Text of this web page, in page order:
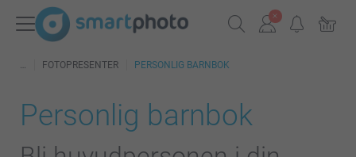
FOTOPRESENTER PERSONLIG BARNBOK
Personlig barnbok